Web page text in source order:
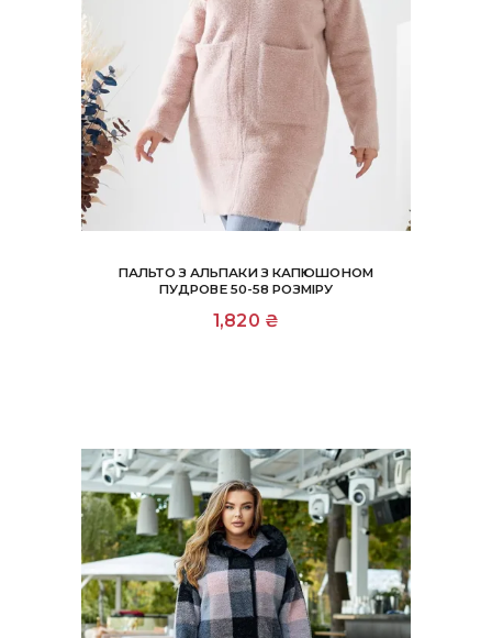
ПАЛЬТО З АЛЬПАКИ З КАПЮШОНОМ
ПУДРОВЕ 50-58 РОЗМІРУ
1,820 ₴